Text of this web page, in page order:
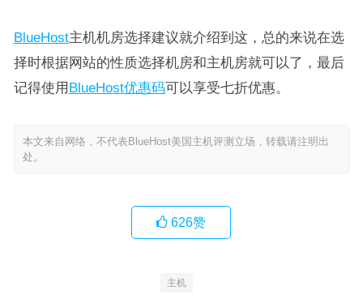
BlueHost主机机房选择建议就介绍到这，总的来说在选
择时根据网站的性质选择机房和主机房就可以了，最后
记得使用 BlueHost优惠码可以享受七折优惠。
本文来自网络，不代表BlueHost美国主机评测立场，转载请注明出
处。
626赞
主机